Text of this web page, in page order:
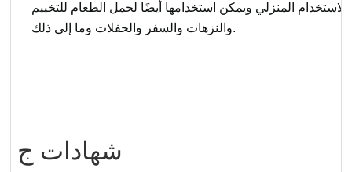
المنزلي ويمكن استخدامها أيضًا لحمل الطعام للتخييم
والنزهات والسفر والحفلات وما إلى ذلك.
شهادات ج